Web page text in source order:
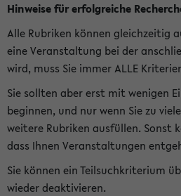
Hinweise für erfolgreiche
Alle Rubriken können gleichzeitig
eine Veranstaltung bei der
wird, muss Sie immer ALLE
Sie sollten aber erst mit wenigen
beginnen, und nur wenn Sie zu
weitere Rubriken ausfüllen. Sonst
dass Ihnen Veranstaltungen
Sie können ein Teilsuchkriterium
wieder deaktivieren.